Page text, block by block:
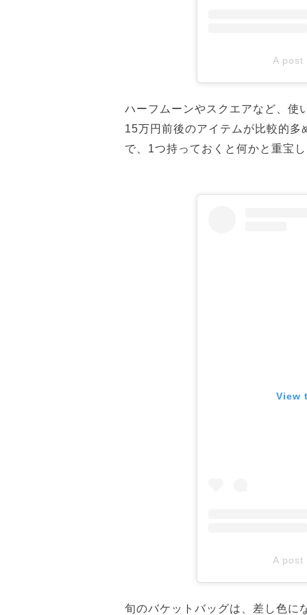
A post
ハーフムーンやスクエアなど、使
15万円前後のアイテムが比較的
で、1つ持っておくと何かと重宝
View
A
旬のバケットバッグは、差し色に